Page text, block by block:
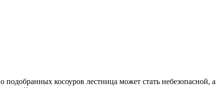
косоуров лестница может стать небезопасной, а